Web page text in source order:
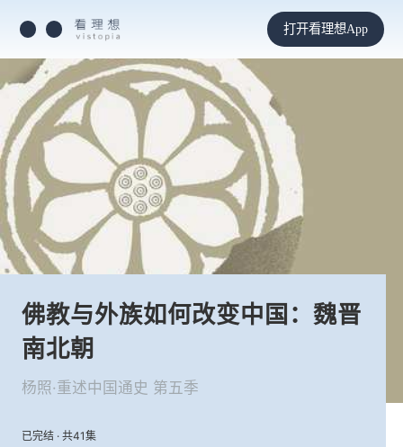
打开看理想App
佛教与外族如何改变中国：魏晋
南北朝
杨照·重述中国通史 第五季
已完结 · 共41集